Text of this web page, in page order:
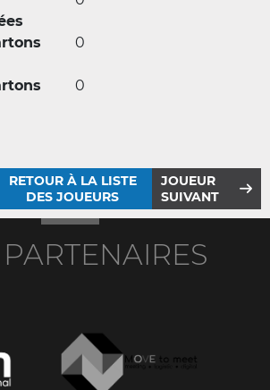
0
0
RETOUR À LA LISTE
DES JOUEURS
JOUEUR
SUIVANT